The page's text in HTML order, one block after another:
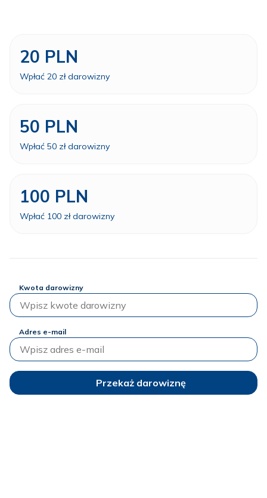
20 PLN
Wpłać 20 zł darowizny
50 PLN
Wpłać 50 zł darowizny
100 PLN
Wpłać 100 zł darowizny
Kwota darowizny
Adres e-mail
Przekaż darowiznę